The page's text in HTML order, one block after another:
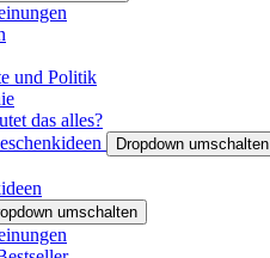
und Politik
das alles?
Dropdown umschalten
umschalten